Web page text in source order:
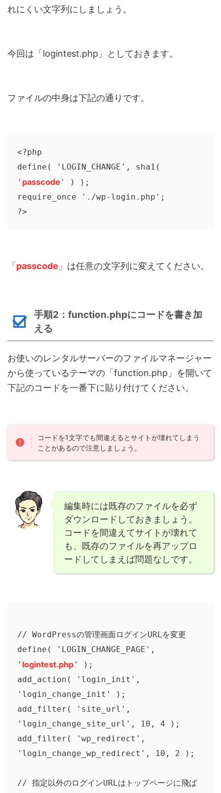
れにくい文字列にしましょう。
今回は「logintest.php」としておきます。
ファイルの中身は下記の通りです。
<?php
define( 'LOGIN_CHANGE', sha1(
' passcode ' ) );
require_once './wp-login.php';
?>
「 passcode 」は任意の文字列に変えてください。
手順2：function.phpにコードを書き加
える
お使いのレンタルサーバーのファイルマネージャー
から使っているテーマの「function.php」を開いて
下記のコードを一番下に貼り付けてください。
コードを1文字でも間違えるとサイトが壊れてしまう
ことがあるので注意しましょう。
編集時には既存のファイルを必ず
ダウンロードしておきましょう。
コードを間違えてサイトが壊れて
も、既存のファイルを再アップロ
ードしてしまえば問題なしです。
// WordPressの管理画面ログインURLを変更
define( 'LOGIN_CHANGE_PAGE',
' logintest.php ' );
add_action( 'login_init',
'login_change_init' );
add_filter( 'site_url',
'login_change_site_url', 10, 4 );
add_filter( 'wp_redirect',
'login_change_wp_redirect', 10, 2 );
// 指定以外のログインURLはトップページに飛ば